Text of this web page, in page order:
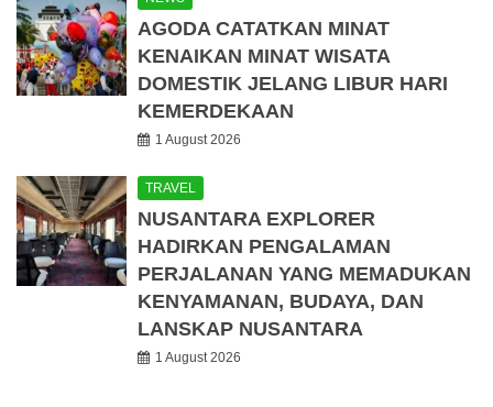
AGODA CATATKAN MINAT
KENAIKAN MINAT WISATA
DOMESTIK JELANG LIBUR HARI
KEMERDEKAAN
1 August 2026
TRAVEL
NUSANTARA EXPLORER
HADIRKAN PENGALAMAN
PERJALANAN YANG MEMADUKAN
KENYAMANAN, BUDAYA, DAN
LANSKAP NUSANTARA
1 August 2026